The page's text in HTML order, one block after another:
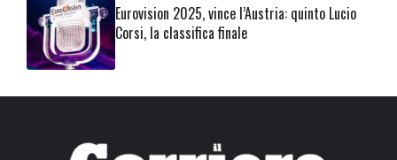
Eurovision 2025, vince l’Austria: quinto Lucio
Corsi, la classifica finale